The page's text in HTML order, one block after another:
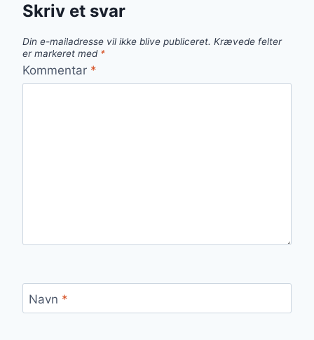
Skriv et svar
Din e-mailadresse vil ikke blive publiceret. Krævede felter
er markeret med *
Kommentar *
Navn *